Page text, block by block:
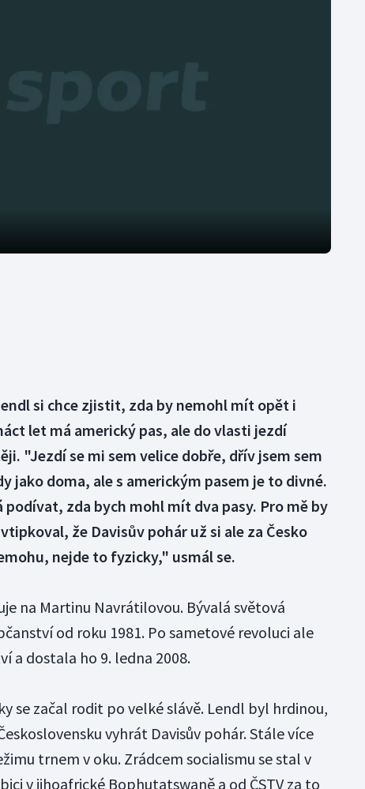
si chce zjistit, zda by nemohl mít opět i
let má americký pas, ale do vlasti jezdí
"Jezdí se mi sem velice dobře, dřív jsem sem
jako doma, ale s americkým pasem je to divné.
podívat, zda bych mohl mít dva pasy. Pro mě by
že Davisův pohár už si ale za Česko
nejde to fyzicky," usmál se.
na Martinu Navrátilovou. Bývalá světová
od roku 1981. Po sametové revoluci ale
a dostala ho 9. ledna 2008.
se začal rodit po velké slávě. Lendl byl hrdinou,
vyhrát Davisův pohár. Stále více
trnem v oku. Zrádcem socialismu se stal v
v jihoafrické Bophutatswaně a od ČSTV za to